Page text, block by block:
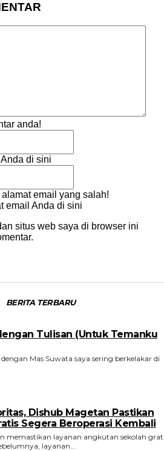
anda!
di sini
email yang salah!
email Anda di sini
situs web saya di browser ini
BERITA TERBARU
Tulisan (Untuk Temanku
Mas Suwata saya sering berkelakar di
Dishub Magetan Pastikan
Segera Beroperasi Kembali
memastikan layanan angkutan sekolah
layanan...